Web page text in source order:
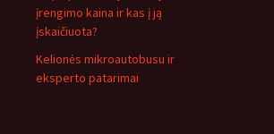
įrengimo kaina ir kas į ją
įskaičiuota?
Kelionės mikroautobusu ir
eksperto patarimai